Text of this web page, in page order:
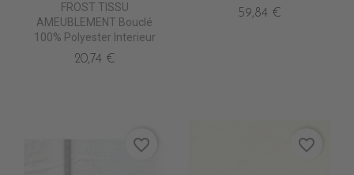
FROST TISSU
AMEUBLEMENT Bouclé
100% Polyester Interieur
20,74 €
59,84 €
favorite_border favorite_border